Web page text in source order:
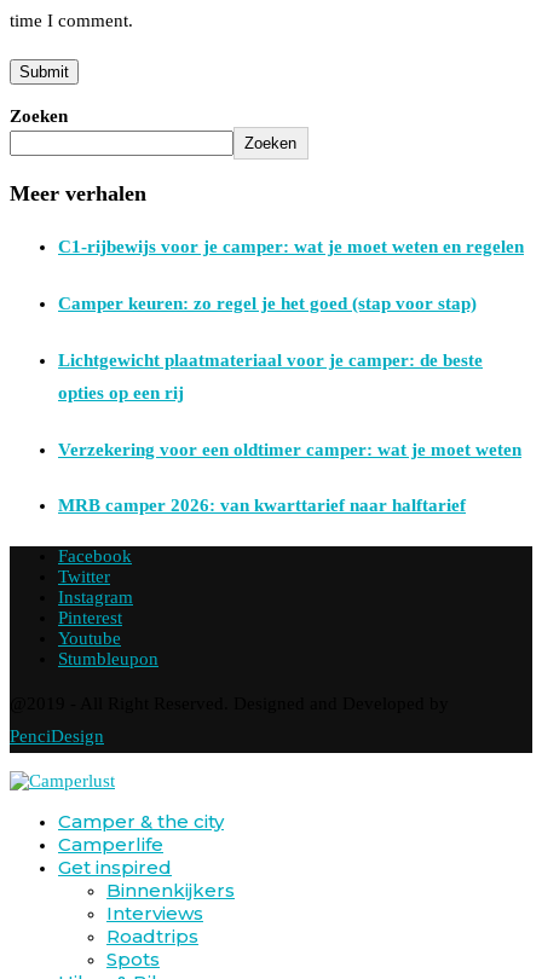
time I comment.
Zoeken
Zoeken
Meer verhalen
C1-rijbewijs voor je camper: wat je moet weten en regelen
Camper keuren: zo regel je het goed (stap voor stap)
Lichtgewicht plaatmateriaal voor je camper: de beste
opties op een rij
Verzekering voor een oldtimer camper: wat je moet weten
MRB camper 2026: van kwarttarief naar halftarief
Facebook
Twitter
Instagram
Pinterest
Youtube
Stumbleupon
PenciDesign
Camper & the city
Camperlife
Get inspired
Binnenkijkers
Interviews
Roadtrips
Spots